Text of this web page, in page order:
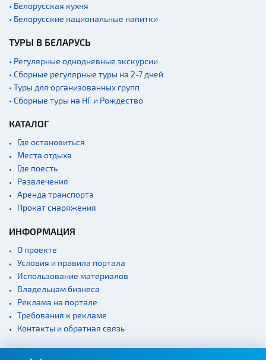
• Белорусская кухня
• Белорусские национальные напитки
ТУРЫ В БЕЛАРУСЬ
• Регулярные однодневные экскурсии
• Сборные регулярные туры на 2-7 дней
• Туры для организованных групп
• Сборные туры на НГ и Рождество
КАТАЛОГ
Где остановиться
Места отдыха
Где поесть
Развлечения
Аренда транспорта
Прокат снаряжения
ИНФОРМАЦИЯ
О проекте
Условия и правила портала
Использование материалов
Владельцам бизнеса
Реклама на портале
Требования к рекламе
Контакты и обратная связь